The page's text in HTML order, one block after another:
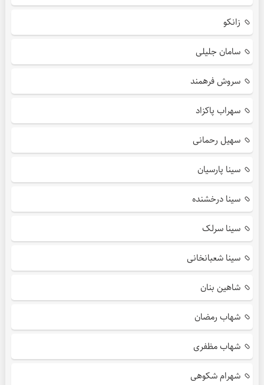
زانکو
سامان جلیلی
سروش فرهمند
سهراب پاکزاد
سهیل رحمانی
سینا پارسیان
سینا درخشنده
سینا سرلک
سینا شعبانخانی
شاهین بنان
شهاب رمضان
شهاب مظفری
شهرام شکوهی